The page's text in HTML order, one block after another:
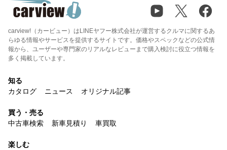
carview!（カービュー）はLINEヤフー株式会社が運営するクルマに関するあ
らゆる情報やサービスを提供するサイトです。価格やスペックなどの公式情
報から、ユーザーや専門家のリアルなレビューまで購入検討に役立つ情報を
多く掲載しています。
知る
カタログ
ニュース オリジナル記事
買う・売る
中古車検索
新車見積り 車買取
楽しむ